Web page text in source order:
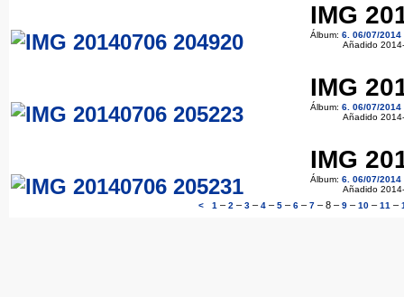
IMG
Álbum: 6. 06/07/
Añadido
IMG
Álbum: 6. 06/07/
Añadido
IMG
Álbum: 6. 06/07/
Añadido
<
1 – 2 – 3 – 4 – 5 – 6 – 7 – 8 – 9 – 10 – 11 –